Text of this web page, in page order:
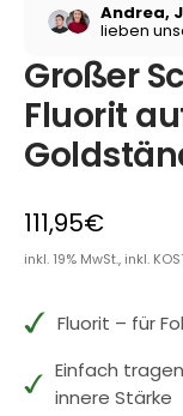
Andrea,
lieben
Großer
Fluorit
111,95€
inkl. 19% MwSt., inkl.
Fluorit – für
Einfach
innere Stärke